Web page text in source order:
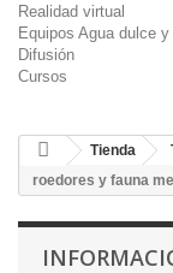
Realidad virtual
Equipos Agua dulce
Difusión
Cursos
Tienda
roedores y fauna